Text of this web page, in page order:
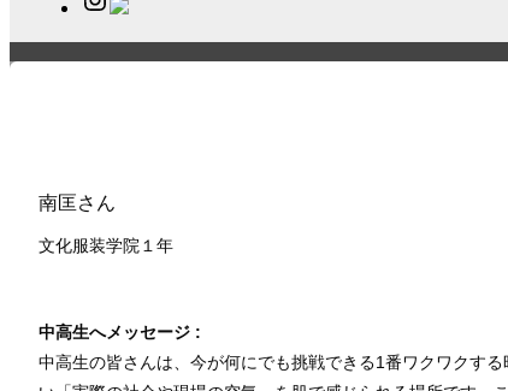
南匡さん
文化服装学院１ 年
中高生へメッセージ :
中高生の皆さんは、今が何にでも挑戦できる1番ワクワクす